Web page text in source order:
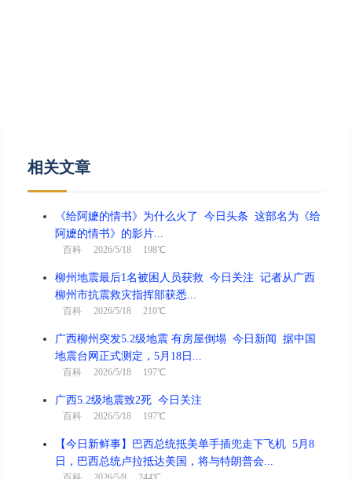
相关文章
《给阿嬷的情书》为什么火了 今日头条 这部名为《给
阿嬷的情书》的影片...
百科 2026/5/18 198℃
柳州地震最后1名被困人员获救 今日关注 记者从广西
柳州市抗震救灾指挥部获悉...
百科 2026/5/18 210℃
广西柳州突发5.2级地震 有房屋倒塌 今日新闻 据中国
地震台网正式测定，5月18日...
百科 2026/5/18 197℃
广西5.2级地震致2死 今日关注
百科 2026/5/18 197℃
【今日新鲜事】巴西总统抵美单手插兜走下飞机 5月8
日，巴西总统卢拉抵达美国，将与特朗普会...